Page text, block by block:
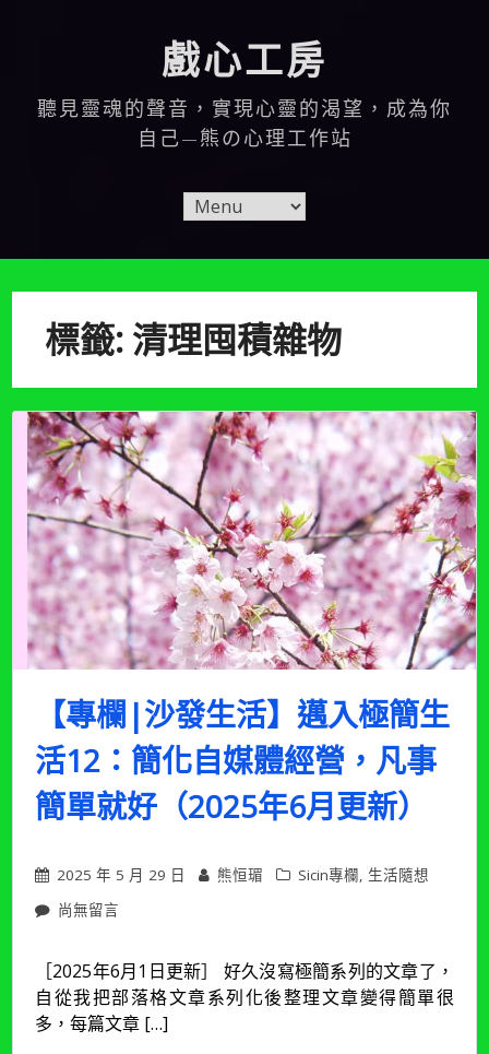
戲心工房
聽見靈魂的聲音，實現心靈的渴望，成為你
自己—熊の心理工作站
標籤: 清理囤積雜物
【專欄|沙發生活】邁入極簡生
活12：簡化自媒體經營，凡事
簡單就好（2025年6月更新）
2025 年 5 月 29 日 熊恒瑂 Sicin專欄, 生活隨想
在
沙
發
生
尚無留言
［2025年6月1日更新］ 好久沒寫極簡系列的文章了，
自從我把部落格文章系列化後整理文章變得簡單很
多，每篇文章 […]